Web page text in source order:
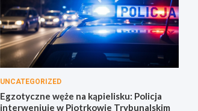
UNCATEGORIZED
Egzotyczne węże na kąpielisku: Policja
interweniuje w Piotrkowie Trybunalskim